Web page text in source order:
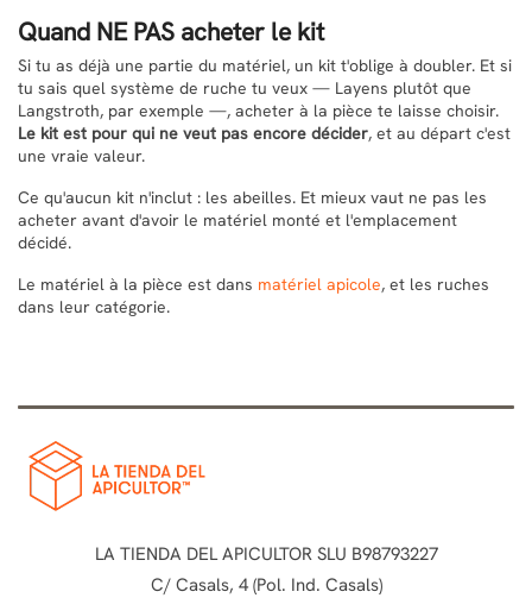
Quand NE PAS acheter le kit
Si tu as déjà une partie du matériel, un kit t'oblige à doubler. Et si
tu sais quel système de ruche tu veux — Layens plutôt que
Langstroth, par exemple —, acheter à la pièce te laisse choisir.
Le kit est pour qui ne veut pas encore décider, et au départ c'est
une vraie valeur.
Ce qu'aucun kit n'inclut : les abeilles. Et mieux vaut ne pas les
acheter avant d'avoir le matériel monté et l'emplacement
décidé.
Le matériel à la pièce est dans matériel apicole, et les ruches
dans leur catégorie.
LA TIENDA DEL APICULTOR SLU B98793227
C/ Casals, 4 (Pol. Ind. Casals)